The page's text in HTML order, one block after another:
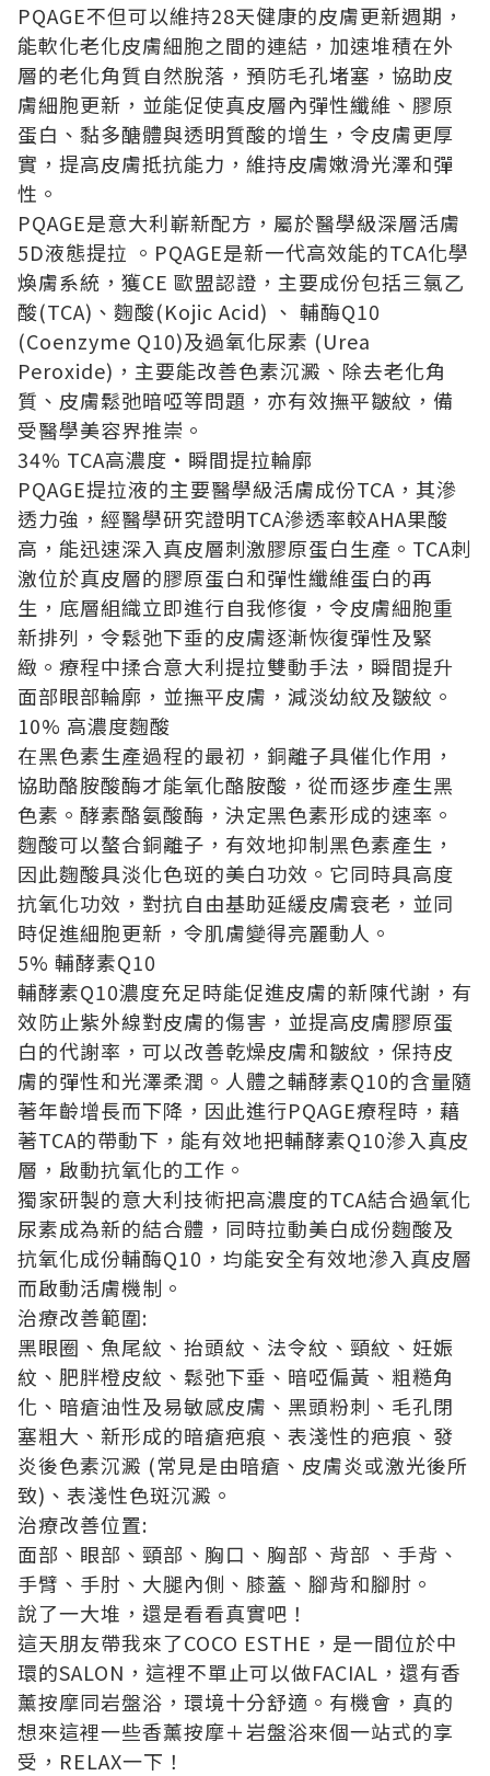
PQAGE不但可以維持28天健康的皮膚更新週期，
能軟化老化皮膚細胞之間的連結，加速堆積在外
層的老化角質自然脫落，預防毛孔堵塞，協助皮
膚細胞更新，並能促使真皮層內彈性纖維、膠原
蛋白、黏多醣體與透明質酸的增生，令皮膚更厚
實，提高皮膚抵抗能力，維持皮膚嫩滑光澤和彈
性。
PQAGE是意大利嶄新配方，屬於醫學級深層活膚
5D液態提拉 。PQAGE是新一代高效能的TCA化學
煥膚系統，獲CE 歐盟認證，主要成份包括三氯乙
酸(TCA)、麴酸(Kojic Acid) 、 輔酶Q10
(Coenzyme Q10)及過氧化尿素 (Urea
Peroxide)，主要能改善色素沉澱、除去老化角
質、皮膚鬆弛暗啞等問題，亦有效撫平皺紋，備
受醫學美容界推崇。
34% TCA高濃度‧瞬間提拉輪廓
PQAGE提拉液的主要醫學級活膚成份TCA，其滲
透力強，經醫學研究證明TCA滲透率較AHA果酸
高，能迅速深入真皮層刺激膠原蛋白生產。TCA刺
激位於真皮層的膠原蛋白和彈性纖維蛋白的再
生，底層組織立即進行自我修復，令皮膚細胞重
新排列，令鬆弛下垂的皮膚逐漸恢復彈性及緊
緻。療程中揉合意大利提拉雙動手法，瞬間提升
面部眼部輪廓，並撫平皮膚，減淡幼紋及皺紋。
10% 高濃度麴酸
在黑色素生產過程的最初，銅離子具催化作用，
協助酪胺酸酶才能氧化酪胺酸，從而逐步產生黑
色素。酵素酪氨酸酶，決定黑色素形成的速率。
麴酸可以螯合銅離子，有效地抑制黑色素產生，
因此麴酸具淡化色斑的美白功效。它同時具高度
抗氧化功效，對抗自由基助延緩皮膚衰老，並同
時促進細胞更新，令肌膚變得亮麗動人。
5% 輔酵素Q10
輔酵素Q10濃度充足時能促進皮膚的新陳代謝，有
效防止紫外線對皮膚的傷害，並提高皮膚膠原蛋
白的代謝率，可以改善乾燥皮膚和皺紋，保持皮
膚的彈性和光澤柔潤。人體之輔酵素Q10的含量隨
著年齡增長而下降，因此進行PQAGE療程時，藉
著TCA的帶動下，能有效地把輔酵素Q10滲入真皮
層，啟動抗氧化的工作。
獨家研製的意大利技術把高濃度的TCA結合過氧化
尿素成為新的結合體，同時拉動美白成份麴酸及
抗氧化成份輔酶Q10，均能安全有效地滲入真皮層
而啟動活膚機制。
治療改善範圍:
黑眼圈、魚尾紋、抬頭紋、法令紋、頸紋、妊娠
紋、肥胖橙皮紋、鬆弛下垂、暗啞偏黃、粗糙角
化、暗瘡油性及易敏感皮膚、黑頭粉刺、毛孔閉
塞粗大、新形成的暗瘡疤痕、表淺性的疤痕、發
炎後色素沉澱 (常見是由暗瘡、皮膚炎或激光後所
致)、表淺性色斑沉澱。
治療改善位置:
面部、眼部、頸部、胸口、胸部、背部 、手背、
手臂、手肘、大腿內側、膝蓋、腳背和腳肘。
說了一大堆，還是看看真實吧！
這天朋友帶我來了COCO ESTHE，是一間位於中
環的SALON，這裡不單止可以做FACIAL，還有香
薰按摩同岩盤浴，環境十分舒適。有機會，真的
想來這裡一些香薰按摩＋岩盤浴來個一站式的享
受，RELAX一下！